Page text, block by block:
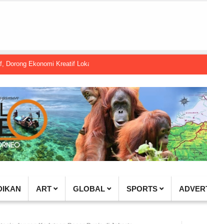
Kreatif Lokal Naik Kelas Gembel PPU dan IGTKI
ART GLOBAL SPORTS